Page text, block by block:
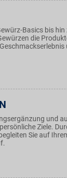
Basics bis
die
und
Ziele.
Sie auf